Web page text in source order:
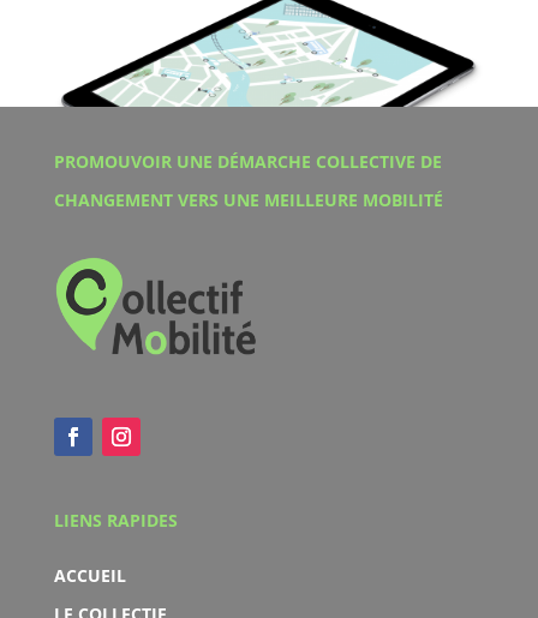
PROMOUVOIR UNE DÉMARCHE COLLECTIVE DE
CHANGEMENT VERS UNE MEILLEURE MOBILITÉ
LIENS RAPIDES
ACCUEIL